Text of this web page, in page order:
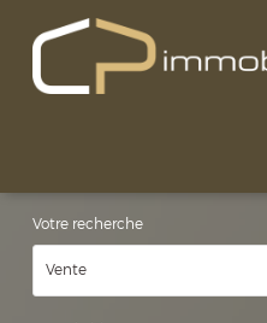
Votre recherche
Vente